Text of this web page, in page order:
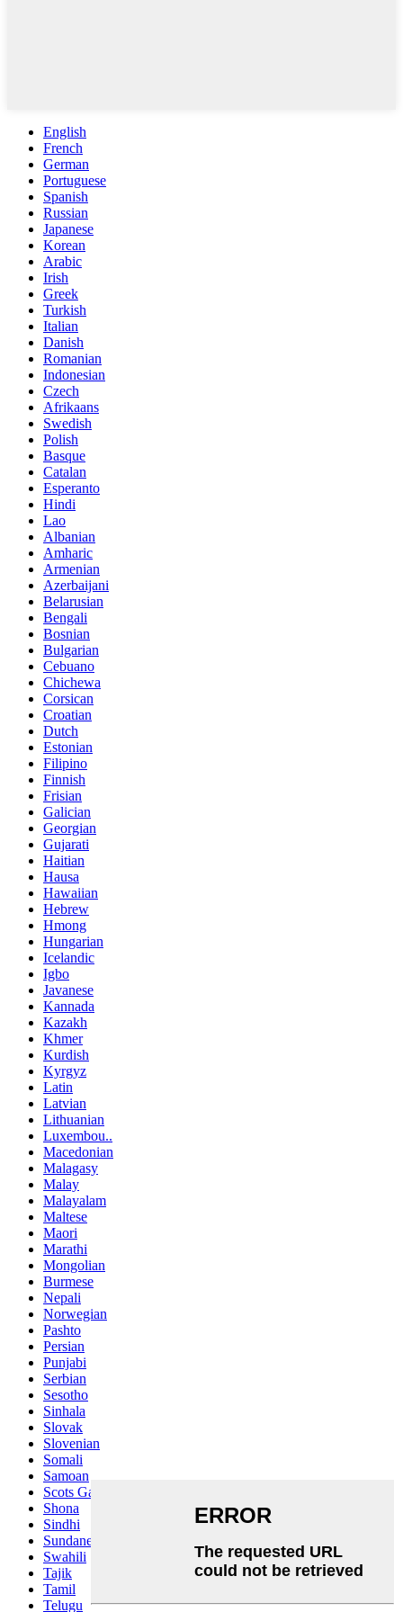
English
French
German
Portuguese
Spanish
Russian
Japanese
Korean
Arabic
Irish
Greek
Turkish
Italian
Danish
Romanian
Indonesian
Czech
Afrikaans
Swedish
Polish
Basque
Catalan
Esperanto
Hindi
Lao
Albanian
Amharic
Armenian
Azerbaijani
Belarusian
Bengali
Bosnian
Bulgarian
Cebuano
Chichewa
Corsican
Croatian
Dutch
Estonian
Filipino
Finnish
Frisian
Galician
Georgian
Gujarati
Haitian
Hausa
Hawaiian
Hebrew
Hmong
Hungarian
Icelandic
Igbo
Javanese
Kannada
Kazakh
Khmer
Kurdish
Kyrgyz
Latin
Latvian
Lithuanian
Luxembou..
Macedonian
Malagasy
Malay
Malayalam
Maltese
Maori
Marathi
Mongolian
Burmese
Nepali
Norwegian
Pashto
Persian
Punjabi
Serbian
Sesotho
Sinhala
Slovak
Slovenian
Somali
Samoan
Scots Gaelic
Shona
Sindhi
Sundanese
Swahili
Tajik
Tamil
Telugu